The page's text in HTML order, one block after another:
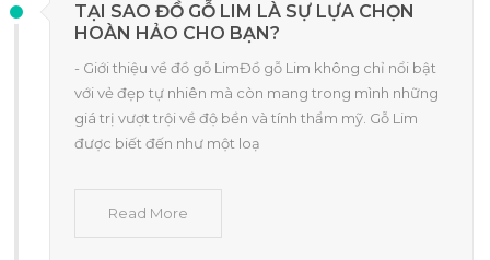
TẠI SAO ĐỒ GỖ LIM LÀ SỰ LỰA CHỌN
HOÀN HẢO CHO BẠN?
- Giới thiệu về đồ gỗ LimĐồ gỗ Lim không chỉ nổi bật
với vẻ đẹp tự nhiên mà còn mang trong mình những
giá trị vượt trội về độ bền và tính thẩm mỹ. Gỗ Lim
được biết đến như một loạ
Read More